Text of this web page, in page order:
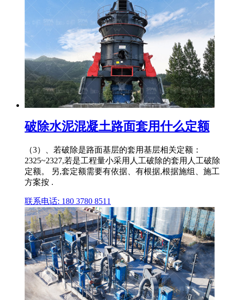
破除水泥混凝土路面套用什么定额
（3）、若破除是路面基层的套用基层相关定额：
2325~2327,若是工程量小采用人工破除的套用人工破除
定额。 另,套定额需要有依据、有根据,根据施组、施工
方案按 .
联系电话: 180 3780 8511